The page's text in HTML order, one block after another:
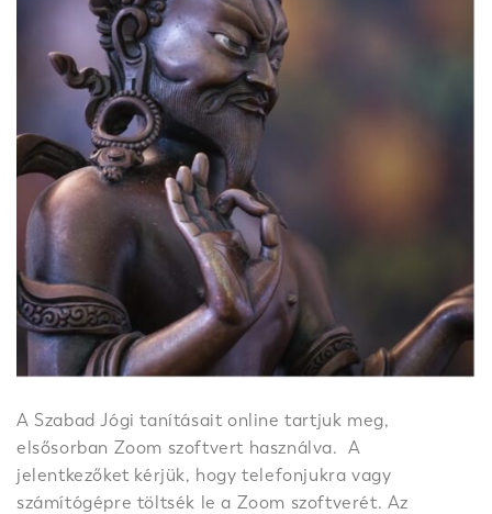
A Szabad Jógi tanításait online tartjuk meg,
elsősorban Zoom szoftvert használva. A
jelentkezőket kérjük, hogy telefonjukra vagy
számítógépre töltsék le a Zoom szoftverét. Az